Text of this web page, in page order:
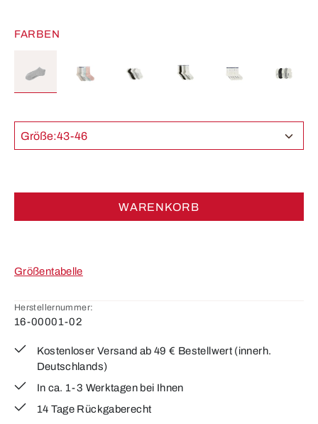
FARBEN
Größe:43-46
WARENKORB
Größentabelle
Herstellernummer:
16-00001-02
Kostenloser Versand ab 49 € Bestellwert (innerh.
Deutschlands)
In ca. 1-3 Werktagen bei Ihnen
14 Tage Rückgaberecht